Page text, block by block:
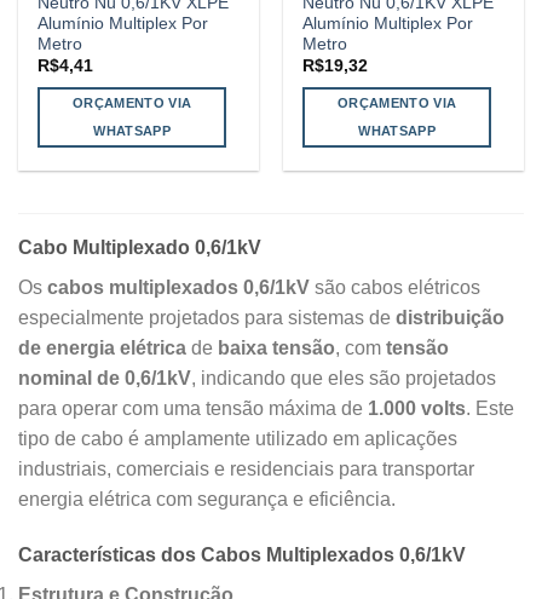
Alumínio Multiplex Por
Metro
R$4,41
ORÇAMENTO VIA
WHATSAPP
Alumínio Multiplex Por
Metro
R$19,32
ORÇAMENTO VIA
WHATSAPP
Cabo Multiplexado 0,6/1kV
Os cabos multiplexados 0,6/1kV são cabos elétricos
especialmente projetados para sistemas de distribuição
de energia elétrica de baixa tensão, com tensão
nominal de 0,6/1kV, indicando que eles são projetados
para operar com uma tensão máxima de 1.000 volts. Este
tipo de cabo é amplamente utilizado em aplicações
industriais, comerciais e residenciais para transportar
energia elétrica com segurança e eficiência.
Características dos Cabos Multiplexados 0,6/1kV
Estrutura e Construção